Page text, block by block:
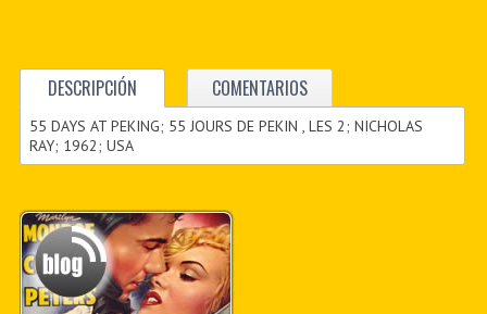
DESCRIPCIÓN COMENTARIOS
55 DAYS AT PEKING; 55 JOURS DE PEKIN , LES 2; NICHOLAS
RAY; 1962; USA